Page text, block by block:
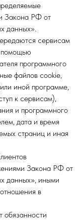
Закона РФ от
данных».
сервисам
помощью
программного
файлов cookie,
иной программе,
к сервисам),
и программного
дата и время
страниц и иная
Закона РФ от
данных», иными
в
обязанности